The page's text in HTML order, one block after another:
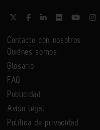
Contacte con nosotros
Quiénes somos
Glosario
FAQ
Publicidad
Aviso legal
Política de privacidad